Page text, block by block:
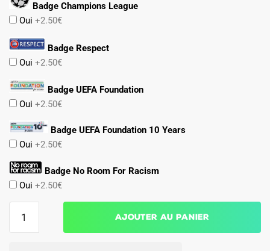
Badge Champions League
Oui +2.50€
Badge Respect
Oui +2.50€
Badge UEFA Foundation
Oui +2.50€
Badge UEFA Foundation 10 Years
Oui +2.50€
Badge No Room For Racism
Oui +2.50€
Ajouter au panier